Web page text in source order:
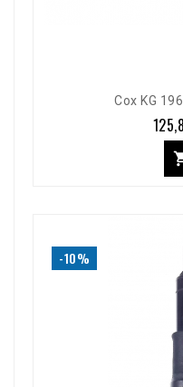
Cox KG
-10%